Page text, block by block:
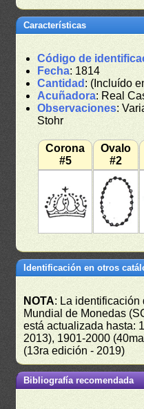
Características
Código de
Fecha: 1814
Cantidad : (Incluído
Acuñadora: Real
Observaciones:
Stohr
Corona
#5
Ovalo
#2
Identificación en otros
NOTA: La
Mundial de Monedas
está actualizada hasta:
2013), 1901-2000
(13ra edición - 2019)
Bibliografía recomendada